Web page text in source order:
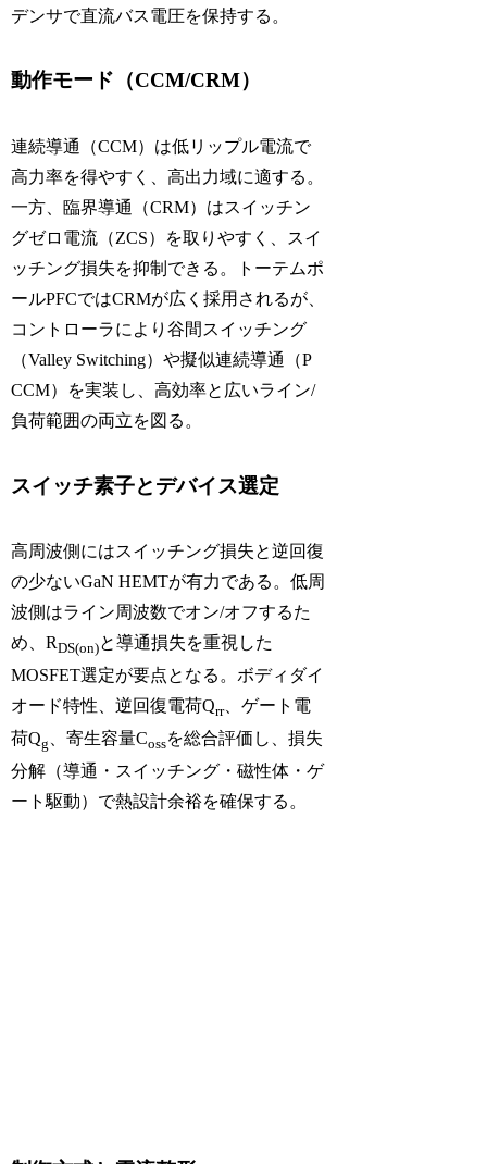
デンサで直流バス電圧を保持する。
動作モード（CCM/CRM）
連続導通（CCM）は低リップル電流で
高力率を得やすく、高出力域に適する。
一方、臨界導通（CRM）はスイッチン
グゼロ電流（ZCS）を取りやすく、スイ
ッチング損失を抑制できる。トーテムポ
ールPFCではCRMが広く採用されるが、
コントローラにより谷間スイッチング
（Valley Switching）や擬似連続導通（P
CCM）を実装し、高効率と広いライン/
負荷範囲の両立を図る。
スイッチ素子とデバイス選定
高周波側にはスイッチング損失と逆回復
の少ないGaN HEMTが有力である。低周
波側はライン周波数でオン/オフするた
め、RDS(on)と導通損失を重視した
MOSFET選定が要点となる。ボディダイ
オード特性、逆回復電荷Qrr、ゲート電
荷Qg 、寄生容量Cossを総合評価し、損失
分解（導通・スイッチング・磁性体・ゲ
ート駆動）で熱設計余裕を確保する。